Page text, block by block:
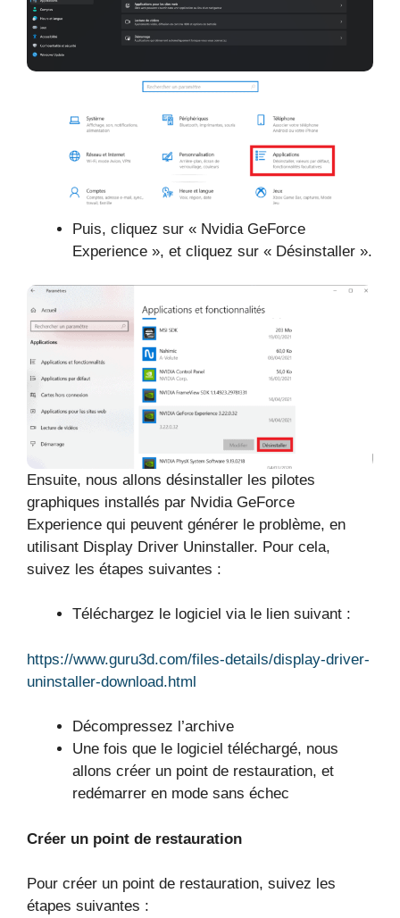
Puis, cliquez sur « Nvidia GeForce
Experience », et cliquez sur « Désinstaller ».
Ensuite, nous allons désinstaller les pilotes
graphiques installés par Nvidia GeForce
Experience qui peuvent générer le problème, en
utilisant Display Driver Uninstaller. Pour cela,
suivez les étapes suivantes :
Téléchargez le logiciel via le lien suivant :
https://www.guru3d.com/files-details/display-driver-
uninstaller-download.html
Décompressez l’archive
Une fois que le logiciel téléchargé, nous
allons créer un point de restauration, et
redémarrer en mode sans échec
Créer un point de restauration
Pour créer un point de restauration, suivez les
étapes suivantes :